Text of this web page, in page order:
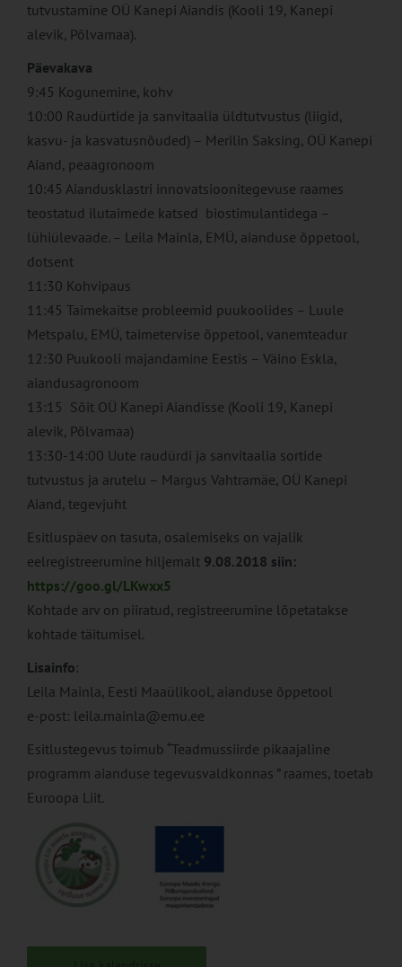
tutvustamine OÜ Kanepi Aiandis (Kooli 19, Kanepi
alevik, Põlvamaa).
Päevakava
9:45 Kogunemine, kohv
10:00 Raudürtide ja sanvitaalia üldtutvustus (liigid,
kasvu- ja kasvatusnõuded) – Merilin Saksing, OÜ Kanepi
Aiand, peaagronoom
10:45 Aiandusklastri innovatsioonitegevuse raames
teostatud ilutaimede katsed biostimulantidega –
lühiülevaade. – Leila Mainla, EMÜ, aianduse õppetool,
dotsent
11:30 Kohvipaus
11:45 Taimekaitse probleemid puukoolides – Luule
Metspalu, EMÜ, taimetervise õppetool, vanemteadur
12:30 Puukooli majandamine Eestis – Väino Eskla,
aiandusagronoom
13:15 Sõit OÜ Kanepi Aiandisse (Kooli 19, Kanepi
alevik, Põlvamaa)
13:30-14:00 Uute raudürdi ja sanvitaalia sortide
tutvustus ja arutelu – Margus Vahtramäe, OÜ Kanepi
Aiand, tegevjuht
Esitluspäev on tasuta, osalemiseks on vajalik
eelregistreerumine hiljemalt 9.08.2018 siin:
https://goo.gl/LKwxx5
Kohtade arv on piiratud, registreerumine lõpetatakse
kohtade täitumisel.
Lisainfo:
Leila Mainla, Eesti Maaülikool, aianduse õppetool
e-post: leila.mainla@emu.ee
Esitlustegevus toimub “Teadmussiirde pikaajaline
programm aianduse tegevusvaldkonnas ” raames, toetab
Euroopa Liit.